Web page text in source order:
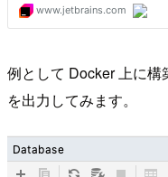
例として Docker 上に
を出力してみます。